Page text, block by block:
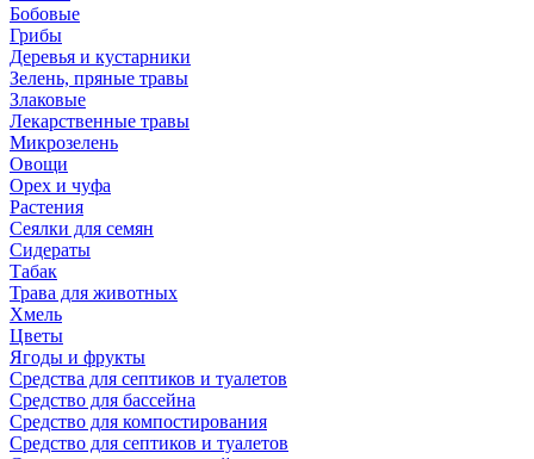
Бобовые
Грибы
Деревья и кустарники
Зелень, пряные травы
Злаковые
Лекарственные травы
Микрозелень
Овощи
Орех и чуфа
Растения
Сеялки для семян
Сидераты
Табак
Трава для животных
Хмель
Цветы
Ягоды и фрукты
Средства для септиков и туалетов
Средство для бассейна
Средство для компостирования
Средство для септиков и туалетов